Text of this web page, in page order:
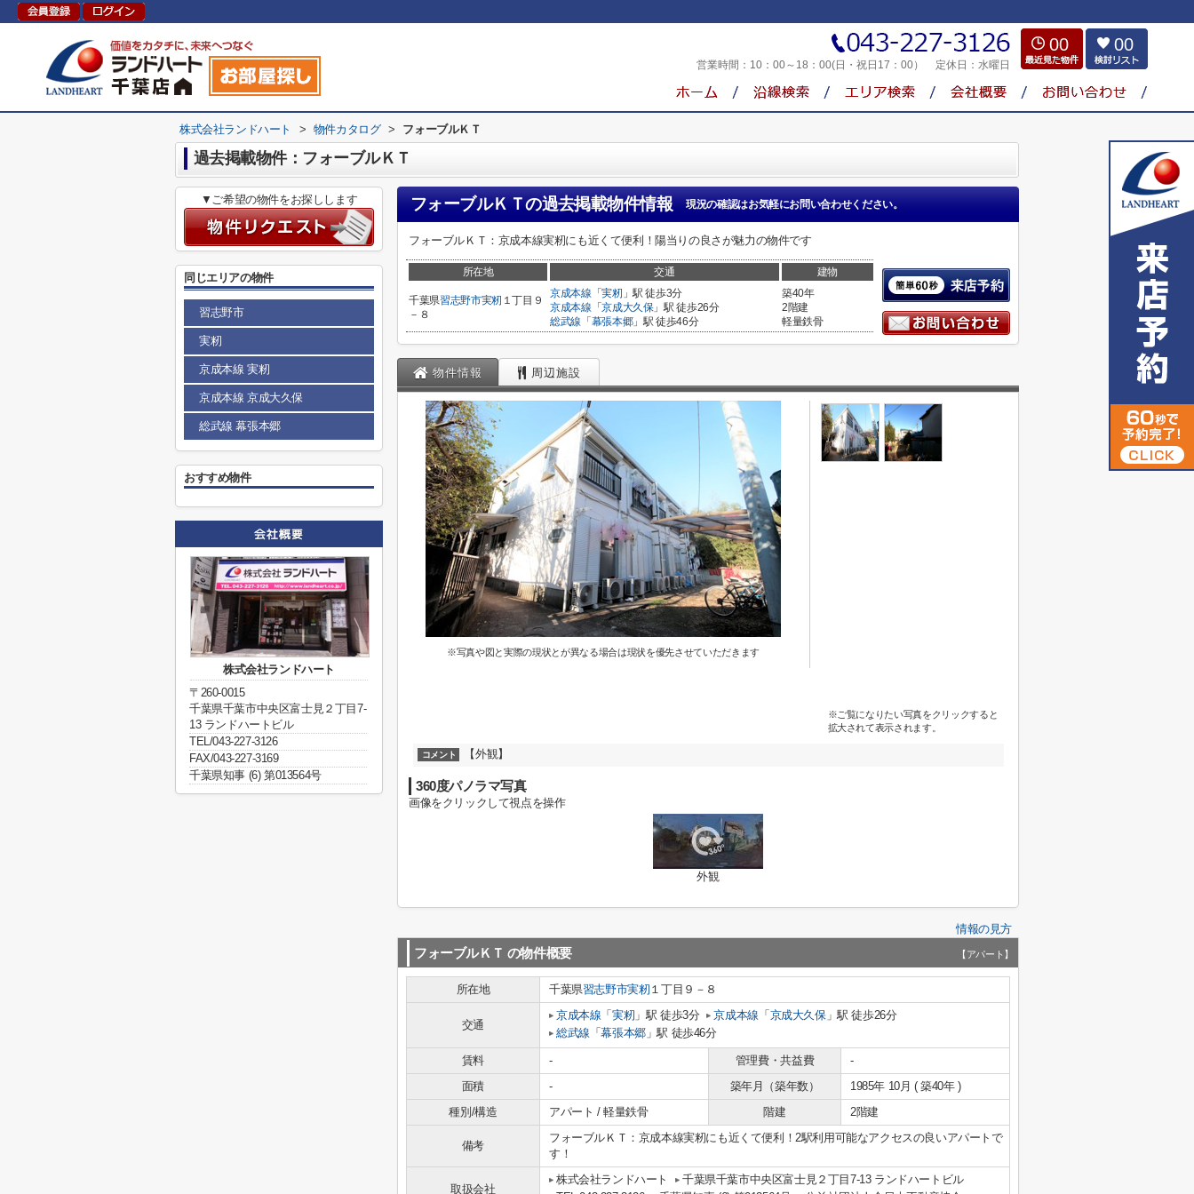
営業時間： 10：00～18：00(日・祝日17：00） 定休日： 水曜日
00 00
株式会社ランドハート > 物件カタログ > フォーブルＫＴ
過去掲載物件：フォーブルＫＴ
フォーブルＫＴの過去掲載物件情報 現況の確認はお気軽にお問い合わせください。
フォーブルＫＴ：京成本線実籾にも近くて便利！陽当りの良さが魅力の物件です
所在地 交通 建物
千葉県習志野市実籾 １丁目９
－８
京成本線 「実籾 」駅 徒歩3分
京成本線 「京成大久保」駅 徒歩26分
総武線 「 幕張本郷」駅 徒歩46分
築40年
2階建
軽量鉄骨
物件情報 周辺施設
※写真や図と実際の現状とが異なる場合は現状を優先させていただきます
※ご覧になりたい写真をクリックすると
拡大されて表示されます。
コメント 【外観】
360度パノラマ写真
画像をクリックして視点を操作
外観
情報の見方
フォーブルＫＴ の物件概要 【アパート】
所在地 千葉県習志野市実籾 １丁目９－８
交通
京成本線 「実籾 」駅 徒歩3分 京成本線 「 京成大久保」駅 徒歩26分
総武線 「幕張本郷」駅 徒歩46分
賃料 - 管理費・共益費
-
面積
- 築年月（築年数）
1985年 10月 ( 築40年 )
種別/構造
アパート / 軽量鉄骨 階建 2階建
備考
フォーブルＫＴ：京成本線実籾にも近くて便利！2駅利用可能なアクセスの良いアパートで
す！
取扱会社
株式会社ランドハート
千葉県千葉市中央区富士見２丁目7-13 ランドハートビル
▼ご希望の物件をお探しします
同じエリアの物件
習志野市
実籾
京成本線 実籾
京成本線 京成大久保
総武線 幕張本郷
おすすめ物件
株式会社ランドハート
〒260-0015
千葉県千葉市中央区富士見２丁目7-
13 ランドハートビル
TEL/043-227-3126
FAX/043-227-3169
千葉県知事 (6) 第013564号